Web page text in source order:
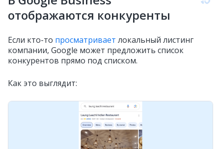
отображаются конкуренты
Если кто-то просматривает локальный листинг
компании, Google может предложить список
конкурентов прямо под списком.
Как это выглядит: